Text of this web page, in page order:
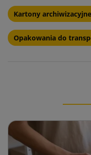
Kartony
Opakowania do